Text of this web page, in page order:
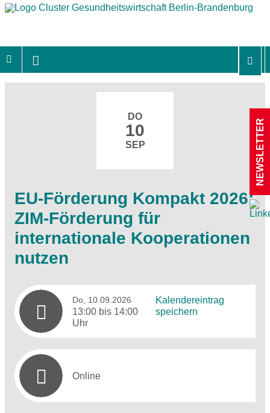
DO
10
SEP
EU-Förderung Kompakt 2026:
ZIM-Förderung für
internationale Kooperationen
nutzen
Do, 10.09.2026
13:00 bis 14:00
Uhr
Kalendereintrag
speichern
Online
NEWSLETTER